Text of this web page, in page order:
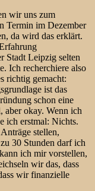
wir uns zum
Termin im Dezember
da wird das erklärt.
Stadt Leipzig selten
Ich recherchiere also
richtig gemacht:
ist das
schon eine
aber okay. Wenn ich
ich erstmal: Nichts.
stellen,
30 Stunden darf ich
ich mir vorstellen,
wir das, dass
wir finanzielle